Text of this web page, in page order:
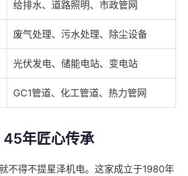
给排水、道路照明、市政管网
废气处理、污水处理、除尘设备
光伏发电、储能电站、变电站
GC1管道、化工管道、热力管网
45年匠心传承
不得不提星泽机电。这家成立于1980年